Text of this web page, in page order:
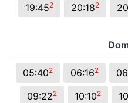
19:452 20:182
05:402 06:162
09:222 10:102